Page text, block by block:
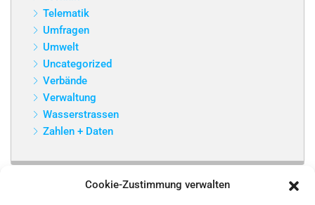
Cookie-Zustimmung verwalten
Telematik
Umfragen
Umwelt
Uncategorized
Verbände
Verwaltung
Wasserstrassen
Zahlen + Daten